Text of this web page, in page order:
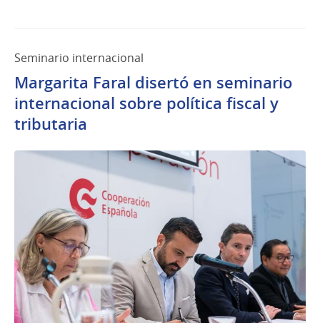
Seminario internacional
Margarita Faral disertó en seminario
internacional sobre política fiscal y
tributaria